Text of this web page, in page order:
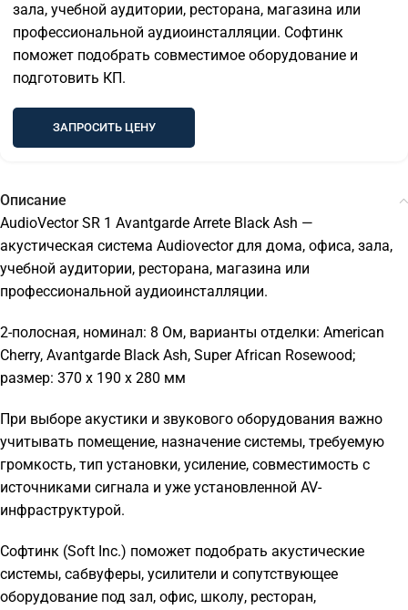
зала, учебной аудитории, ресторана, магазина или
профессиональной аудиоинсталляции. Софтинк
поможет подобрать совместимое оборудование и
подготовить КП.
ЗАПРОСИТЬ ЦЕНУ
Описание
AudioVector SR 1 Avantgarde Arrete Black Ash —
акустическая система Audiovector для дома, офиса, зала,
учебной аудитории, ресторана, магазина или
профессиональной аудиоинсталляции.
2-полосная, номинал: 8 Ом, варианты отделки: American
Cherry, Avantgarde Black Ash, Super African Rosewood;
размер: 370 x 190 x 280 мм
При выборе акустики и звукового оборудования важно
учитывать помещение, назначение системы, требуемую
громкость, тип установки, усиление, совместимость с
источниками сигнала и уже установленной AV-
инфраструктурой.
Софтинк (Soft Inc.) поможет подобрать акустические
системы, сабвуферы, усилители и сопутствующее
оборудование под зал, офис, школу, ресторан,